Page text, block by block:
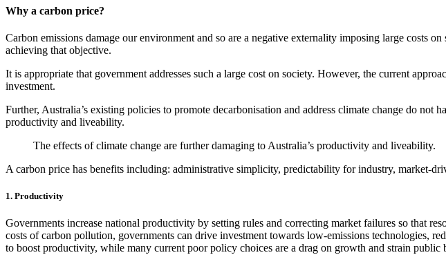
Why a carbon price?​​​​‌ ‍ ​‍​‍‌‍ ‌ ​‍‌‍‍‌‌‍‌ ‌‍‍‌‌‍ ‍​‍​‍​ ‍‍​‍​‍‌ ​ ‌‍​‌‌‍ ‍‌‍‍‌‌ ‌​‌ ‍‌​‍ ‍‌‍‍‌‌‍ ​‍​‍​‍ ​​‍​‍‌‍‍​‌ ​‍‌‍‌‌‌‍‌‍​‍​‍​ ‍‍​‍​‍‌‍‍​‌ ‌​‌ ‌​‌ ​​​ ‍‍​‍ ​‍ ‌‍ ​‌‍ ‌‍​ ‌‍​‌‌‍ ​‌‍‍​‌‍ ‌ ​ ‌ ‌​​ ‍‍​ ​ ​ ​ ​ ​ ​ ​ ​‍ ‌‍‍‌‌‍ ‍‌ ‌​‌‍‌‌‌‍ ‍‌ ‌​​‍ ‌‍‌‌‌‍‌​‌‍‍‌‌ ‌​​‍ ‌‍ ‌‌‍ ‌‍‌​‌‍‌‌​ ‌‌ ​​‌ ​‍‌‍‌‌‌ ​ ‌‍‌‌‌‍ ‍‌ ‌​‌‍​‌‌ ‌​‌‍‍‌‌‍ ‌‍ ‍​ ‍ ‌‍‍‌‌‍‌​​ ‌‌‍‌​​ ‌ ​ ​ ​ ‍​‌‍‌‍​ ‌ ​ ‌‌​ ​‌​‍ ‌‌‍‌​‌‍​‍‌‍​‌‌‍​ ​‍ ‌​ ‌​​ ‌‍​ ‌​​ ​‌​‍ ‌​ ‍‌​ ​‍‌‍​‌‌‍‌‌​‍ ‌‌‍​‌‌‍​ ​ ‌​​ ‌‌​ ‌‍​ ​‍​ ‌​​ ‌​​ ​‍​ ‍​‌‍​‌​ ​‌​ ‍ ‌ ‌​‌ ‍‌‌ ​​‌‍‌‌​ ‌‌ ‌ ‌‍ ‌ ​‍‌‍‍ ​ ‍ ‌ ​​‌‍​‌‌ ‌​‌‍‍​​ ‌‌‍​ ‌‍ ‌‍ ‍‌ ‌​‌‍‌‌‌‍ ‍‌ ‌​​‍‌‌​ ‌‌‌​​‍‌‌ ‌‍‍ ‌‍‌‌‌ ‍‌​‍‌‌​ ​ ‌​‌​​‍‌‌​ ​ ‌​‌​​‍‌‌​ ​‍​ ​‍​ ‌ ​ ‌ ​ ‌‌​ ‌​​ ‌‍​ ‍‌‌‍​ ​ ​​‌‍​‍‌‍​ ​ ​ ‌‍‌‌​‍‌‌​ ​‍​ ​‍​‍‌‌​ ‌‌‌​‌​​‍ ‍‌‍​ ‌‍‍​‌‍‍‌‌‍ ​‌‍‌​‌ ​‍‌‍‌‌‌‍ ‍​‍‌‌​ ‌‌‌​​‍‌‌ ‌‍‍ ‌‍‌‌‌ ‍‌​‍‌‌​ ​ ‌​‌​​‍‌‌​ ​ ‌​‌​​‍‌‌​ ​‍​ ​‍​ ​‍‌‍‌‌‌‍​‍​ ‌ ​ ‌‍​ ‍​‌‍‌‍‌‍‌‌‌‍‌​‌‍‌‍​ ‌‍‌‍​‍​‍‌‌​ ​‍​ ​‍​‍‌‌​ ‌‌‌​‌​​‍ ‍‌ ‌​‌‍‌‌‌ ‍​‌ ‌​​ ‌‍​‍‌‍​‌‌ ​ ‌‍‌‌‌‌‌‌‌ ​‍‌‍ ​​ ‌‌‍‍​‌ ‌​‌ ‌​‌ ​​​‍‌‌​ ​ ‌​​‌​‍‌‌​ ​‍‌​‌‍​‍‌‌​ ​‍‌​‌‍‌‍ ​‌‍ ‌‍​ ‌‍​‌‌‍ ​‌‍‍​‌‍ ‌ ​ ‌ ‌​​‍‌‌​ ​ ‌​​‌​ ​ ​ ​ ​ ​ ​ ​ ​‍‌‍‌‍‍‌‌‍‌​​ ‌‌‍‌​​ ‌ ​ ​ ​ ‍​‌‍‌‍​ ‌ ​ ‌‌​ ​‌​‍ ‌‌‍‌​‌‍​‍‌‍​‌‌‍​ ​‍ ‌​ ‌​​ ‌‍​ ‌​​ ​‌​‍ ‌​ ‍‌​ ​‍‌‍​‌‌‍‌‌​‍ ‌‌‍​‌‌‍​ ​ ‌​​ ‌‌​ ‌‍​ ​‍​ ‌​​ ‌​​ ​‍​ ‍​‌‍​‌​ ​‌​‍‌‍‌ ‌​‌ ‍‌‌ ​​‌‍‌‌​ ‌‌ ‌ ‌‍ ‌ ​‍‌‍‍ ​‍‌‍‌ ​​‌‍​‌‌ ‌​‌‍‍​​ ‌‌‍​ ‌‍ ‌‍ ‍‌ ‌​‌‍‌‌‌‍ ‍‌ ‌​​‍‌‌​ ‌‌‌​​‍‌‌ ‌‍‍ ‌‍‌‌‌ ‍‌​‍‌‌​ ​ ‌​‌​​‍‌‌​ ​ ‌​‌​​‍‌‌​ ​‍​ ​‍​ ‌ ​ ‌ ​ ‌‌​ ‌​​ ‌‍​ ‍‌‌‍​ ​ ​​‌‍​‍‌‍​ ​ ​ ‌‍‌‌​‍‌‌​ ​‍​ ​‍​‍‌‌​ ‌‌‌​‌​​‍ ‍‌‍​ ‌‍‍​‌‍‍‌‌‍ ​‌‍‌​‌ ​‍‌‍‌‌‌‍ ‍​‍‌‌​ ‌‌‌​​‍‌‌ ‌‍‍ ‌‍‌‌‌ ‍‌​‍‌‌​ ​ ‌​‌​​‍‌‌​ ​ ‌​‌​​‍‌‌​ ​‍​ ​‍​ ​‍‌‍‌‌‌‍​‍​ ‌ ​ ‌‍​ ‍​‌‍‌‍‌‍‌‌‌‍‌​‌‍‌‍​ ‌‍‌‍​‍​‍‌‌​ ​‍​ ​‍​‍‌‌​ ‌‌‌​‌​​‍ ‍‌ ‌​‌‍‌‌‌ ‍​‌ ‌​​‍‌‍‌ ​​‌‍‌‌‌ ​‍‌ ​ ‌ ​​‌‍‌‌‌‍​ ‌ ‌​‌‍‍‌‌ ‌‍‌‍‌‌​ ‌‌ ​​‌ ‌‌‌‍​‍‌‍ ​‌‍‍‌‌ ​ ‌‍‍​‌‍‌‌‌‍‌​​‍​‍‌ ‌
Carbon emissions damage our environment and so are a negative externality imposing large costs
achieving that objective.​​​​‌ ‍ ​‍​‍‌‍ ‌ ​‍‌‍‍‌‌‍‌ ‌‍‍‌‌‍ ‍​‍​‍​ ‍‍​‍​‍‌ ​ ‌‍​‌‌‍ ‍‌‍‍‌‌ ‌​‌ ‍‌​‍ ‍‌‍‍‌‌‍ ​‍​‍​‍ ​​‍​‍‌‍‍​‌ ​‍‌‍‌‌‌‍‌‍​‍​‍​ ‍‍​‍​‍‌‍‍​‌ ‌​‌ ‌​‌ ​​​ ‍‍​‍ ​‍ ‌‍ ​‌‍ ‌‍​ ‌‍​‌‌‍ ​‌‍‍​‌‍ ‌ ​ ‌ ‌​​ ‍‍​ ​ ​ ​ ​ ​ ​ ​ ​‍ ‌‍‍‌‌‍ ‍‌ ‌​‌‍‌‌‌‍ ‍‌ ‌​​‍ ‌‍‌‌‌‍‌​‌‍‍‌‌ ‌​​‍ ‌‍ ‌‌‍ ‌‍‌​‌‍‌‌​ ‌‌ ​​‌ ​‍‌‍‌‌‌ ​ ‌‍‌‌‌‍ ‍‌ ‌​‌‍​‌‌ ‌​‌‍‍‌‌‍ ‌‍ ‍​ ‍ ‌‍‍‌‌‍‌​​ ‌‌‍‌​​ ‌ ​ ​ ​ ‍​‌‍‌‍​ ‌ ​ ‌‌​ ​‌​‍ ‌‌‍‌​‌‍​‍‌‍​‌‌‍​ ​‍ ‌​ ‌​​ ‌‍​ ‌​​ ​‌​‍ ‌​ ‍‌​ ​‍‌‍​‌‌‍‌‌​‍ ‌‌‍​‌‌‍​ ​ ‌​​ ‌‌​ ‌‍​ ​‍​ ‌​​ ‌​​ ​‍​ ‍​‌‍​‌​ ​‌​ ‍ ‌ ‌​‌ ‍‌‌ ​​‌‍‌‌​ ‌‌ ‌ ‌‍ ‌ ​‍‌‍‍ ​ ‍ ‌ ​​‌‍​‌‌ ‌​‌‍‍​​ ‌‌‍​ ‌‍ ‌‍ ‍‌ ‌​‌‍‌‌‌‍ ‍‌ ‌​​‍‌‌​ ‌‌‌​​‍‌‌ ‌‍‍ ‌‍‌‌‌ ‍‌​‍‌‌​ ​ ‌​‌​​‍‌‌​ ​ ‌​‌​​‍‌‌​ ​‍​ ​‍​ ​‌​ ‍​​ ​​​ ‌​‌‍​‌​ ‍​‌‍‌​‌‍‌‍​ ‌​​ ‌‌​ ‍​​ ​‌​‍‌‌​ ​‍​ ​‍​‍‌‌​ ‌‌‌​‌​​‍ ‍‌‍​ ‌‍‍​‌‍‍‌‌‍ ​‌‍‌​‌ ​‍‌‍‌‌‌‍ ‍​‍‌‌​ ‌‌‌​​‍‌‌ ‌‍‍ ‌‍‌‌‌ ‍‌​‍‌‌​ ​ ‌​‌​​‍‌‌​ ​ ‌​‌​​‍‌‌​ ​‍​ ​‍‌‍‌‍​ ‍​​ ‌‍​ ‌​‌‍​‌‌‍​‍‌‍​ ‌‍‌‍​ ‌ ​ ​‍​ ​‌​ ​‌​‍‌‌​ ​‍​ ​‍​‍‌‌​ ‌‌‌​‌​​‍ ‍‌ ‌​‌‍‌‌‌ ‍​‌ ‌​​ ‌‍​‍‌‍​‌‌ ​ ‌‍‌‌‌‌‌‌‌ ​‍‌‍ ​​ ‌‌‍‍​‌ ‌​‌ ‌​‌ ​​​‍‌‌​ ​ ‌​​‌​‍‌‌​ ​‍‌​‌‍​‍‌‌​ ​‍‌​‌‍‌‍ ​‌‍ ‌‍​ ‌‍​‌‌‍ ​‌‍‍​‌‍ ‌ ​ ‌ ‌​​‍‌‌​ ​ ‌​​‌​ ​ ​ ​ ​ ​ ​ ​ ​‍‌‍‌‍‍‌‌‍‌​​ ‌‌‍‌​​ ‌ ​ ​ ​ ‍​‌‍‌‍​ ‌ ​ ‌‌​ ​‌​‍ ‌‌‍‌​‌‍​‍‌‍​‌‌‍​ ​‍ ‌​ ‌​​ ‌‍​ ‌​​ ​‌​‍ ‌​ ‍‌​ ​‍‌‍​‌‌‍‌‌​‍ ‌‌‍​‌‌‍​ ​ ‌​​ ‌‌​ ‌‍​ ​‍​ ‌​​ ‌​​ ​‍​ ‍​‌‍​‌​ ​‌​‍‌‍‌ ‌​‌ ‍‌‌ ​​‌‍‌‌​ ‌‌ ‌ ‌‍ ‌ ​‍‌‍‍ ​‍‌‍‌ ​​‌‍​‌‌ ‌​‌‍‍​​ ‌‌‍​ ‌‍ ‌‍ ‍‌ ‌​‌‍‌‌‌‍ ‍‌ ‌​​‍‌‌​ ‌‌‌​​‍‌‌ ‌‍‍ ‌‍‌‌‌ ‍‌​‍‌‌​ ​ ‌​‌​​‍‌‌​ ​ ‌​‌​​‍‌‌​ ​‍​ ​‍​ ​‌​ ‍​​ ​​​ ‌​‌‍​‌​ ‍​‌‍‌​‌‍‌‍​ ‌​​ ‌‌​ ‍​​ ​‌​‍‌‌​ ​‍​ ​‍​‍‌‌​ ‌‌‌​‌​​‍ ‍‌‍​ ‌‍‍​‌‍‍‌‌‍ ​‌‍‌​‌ ​‍‌‍‌‌‌‍ ‍​‍‌‌​ ‌‌‌​​‍‌‌ ‌‍‍ ‌‍‌‌‌ ‍‌​‍‌‌​ ​ ‌​‌​​‍‌‌​ ​ ‌​‌​​‍‌‌​ ​‍​ ​‍‌‍‌‍​ ‍​​ ‌‍​ ‌​‌‍​‌‌‍​‍‌‍​ ‌‍‌‍​ ‌ ​ ​‍​ ​‌​ ​‌​‍‌‌​ ​‍​ ​‍​‍‌‌​ ‌‌‌​‌​​‍ ‍‌ ‌​‌‍‌‌‌ ‍​‌ ‌​​‍‌‍‌ ​​‌‍‌‌‌ ​‍‌ ​ ‌ ​​‌‍‌‌‌‍​ ‌ ‌​‌‍‍‌‌ ‌‍‌‍‌‌​ ‌‌ ​​‌ ‌‌‌‍​‍‌‍ ​‌‍‍‌‌ ​ ‌‍‍​‌‍‌‌‌‍‌​​‍​‍‌ ‌
It is appropriate that government addresses such a large cost on society. However, the current
investment.​​​​‌ ‍ ​‍​‍‌‍ ‌ ​‍‌‍‍‌‌‍‌ ‌‍‍‌‌‍ ‍​‍​‍​ ‍‍​‍​‍‌ ​ ‌‍​‌‌‍ ‍‌‍‍‌‌ ‌​‌ ‍‌​‍ ‍‌‍‍‌‌‍ ​‍​‍​‍ ​​‍​‍‌‍‍​‌ ​‍‌‍‌‌‌‍‌‍​‍​‍​ ‍‍​‍​‍‌‍‍​‌ ‌​‌ ‌​‌ ​​​ ‍‍​‍ ​‍ ‌‍ ​‌‍ ‌‍​ ‌‍​‌‌‍ ​‌‍‍​‌‍ ‌ ​ ‌ ‌​​ ‍‍​ ​ ​ ​ ​ ​ ​ ​ ​‍ ‌‍‍‌‌‍ ‍‌ ‌​‌‍‌‌‌‍ ‍‌ ‌​​‍ ‌‍‌‌‌‍‌​‌‍‍‌‌ ‌​​‍ ‌‍ ‌‌‍ ‌‍‌​‌‍‌‌​ ‌‌ ​​‌ ​‍‌‍‌‌‌ ​ ‌‍‌‌‌‍ ‍‌ ‌​‌‍​‌‌ ‌​‌‍‍‌‌‍ ‌‍ ‍​ ‍ ‌‍‍‌‌‍‌​​ ‌‌‍‌​​ ‌ ​ ​ ​ ‍​‌‍‌‍​ ‌ ​ ‌‌​ ​‌​‍ ‌‌‍‌​‌‍​‍‌‍​‌‌‍​ ​‍ ‌​ ‌​​ ‌‍​ ‌​​ ​‌​‍ ‌​ ‍‌​ ​‍‌‍​‌‌‍‌‌​‍ ‌‌‍​‌‌‍​ ​ ‌​​ ‌‌​ ‌‍​ ​‍​ ‌​​ ‌​​ ​‍​ ‍​‌‍​‌​ ​‌​ ‍ ‌ ‌​‌ ‍‌‌ ​​‌‍‌‌​ ‌‌ ‌ ‌‍ ‌ ​‍‌‍‍ ​ ‍ ‌ ​​‌‍​‌‌ ‌​‌‍‍​​ ‌‌‍​ ‌‍ ‌‍ ‍‌ ‌​‌‍‌‌‌‍ ‍‌ ‌​​‍‌‌​ ‌‌‌​​‍‌‌ ‌‍‍ ‌‍‌‌‌ ‍‌​‍‌‌​ ​ ‌​‌​​‍‌‌​ ​ ‌​‌​​‍‌‌​ ​‍​ ​‍​ ​ ​ ​‌‌‍​‌‌‍​ ​ ‌‌​ ​​​ ‌ ​ ‌‍​ ‌​​ ‌‌‌‍​‍​ ‌​​‍‌‌​ ​‍​ ​‍​‍‌‌​ ‌‌‌​‌​​‍ ‍‌‍​ ‌‍‍​‌‍‍‌‌‍ ​‌‍‌​‌ ​‍‌‍‌‌‌‍ ‍​‍‌‌​ ‌‌‌​​‍‌‌ ‌‍‍ ‌‍‌‌‌ ‍‌​‍‌‌​ ​ ‌​‌​​‍‌‌​ ​ ‌​‌​​‍‌‌​ ​‍​ ​‍​ ‍​​ ‌ ​ ‌‍​ ‍‌‌‍‌‍​ ​​​ ​ ‌‍‌​​ ​‌​ ‌‍​ ​ ‌‍‌‌​‍‌‌​ ​‍​ ​‍​‍‌‌​ ‌‌‌​‌​​‍ ‍‌ ‌​‌‍‌‌‌ ‍​‌ ‌​​ ‌‍​‍‌‍​‌‌ ​ ‌‍‌‌‌‌‌‌‌ ​‍‌‍ ​​ ‌‌‍‍​‌ ‌​‌ ‌​‌ ​​​‍‌‌​ ​ ‌​​‌​‍‌‌​ ​‍‌​‌‍​‍‌‌​ ​‍‌​‌‍‌‍ ​‌‍ ‌‍​ ‌‍​‌‌‍ ​‌‍‍​‌‍ ‌ ​ ‌ ‌​​‍‌‌​ ​ ‌​​‌​ ​ ​ ​ ​ ​ ​ ​ ​‍‌‍‌‍‍‌‌‍‌​​ ‌‌‍‌​​ ‌ ​ ​ ​ ‍​‌‍‌‍​ ‌ ​ ‌‌​ ​‌​‍ ‌‌‍‌​‌‍​‍‌‍​‌‌‍​ ​‍ ‌​ ‌​​ ‌‍​ ‌​​ ​‌​‍ ‌​ ‍‌​ ​‍‌‍​‌‌‍‌‌​‍ ‌‌‍​‌‌‍​ ​ ‌​​ ‌‌​ ‌‍​ ​‍​ ‌​​ ‌​​ ​‍​ ‍​‌‍​‌​ ​‌​‍‌‍‌ ‌​‌ ‍‌‌ ​​‌‍‌‌​ ‌‌ ‌ ‌‍ ‌ ​‍‌‍‍ ​‍‌‍‌ ​​‌‍​‌‌ ‌​‌‍‍​​ ‌‌‍​ ‌‍ ‌‍ ‍‌ ‌​‌‍‌‌‌‍ ‍‌ ‌​​‍‌‌​ ‌‌‌​​‍‌‌ ‌‍‍ ‌‍‌‌‌ ‍‌​‍‌‌​ ​ ‌​‌​​‍‌‌​ ​ ‌​‌​​‍‌‌​ ​‍​ ​‍​ ​ ​ ​‌‌‍​‌‌‍​ ​ ‌‌​ ​​​ ‌ ​ ‌‍​ ‌​​ ‌‌‌‍​‍​ ‌​​‍‌‌​ ​‍​ ​‍​‍‌‌​ ‌‌‌​‌​​‍ ‍‌‍​ ‌‍‍​‌‍‍‌‌‍ ​‌‍‌​‌ ​‍‌‍‌‌‌‍ ‍​‍‌‌​ ‌‌‌​​‍‌‌ ‌‍‍ ‌‍‌‌‌ ‍‌​‍‌‌​ ​ ‌​‌​​‍‌‌​ ​ ‌​‌​​‍‌‌​ ​‍​ ​‍​ ‍​​ ‌ ​ ‌‍​ ‍‌‌‍‌‍​ ​​​ ​ ‌‍‌​​ ​‌​ ‌‍​ ​ ‌‍‌‌​‍‌‌​ ​‍​ ​‍​‍‌‌​ ‌‌‌​‌​​‍ ‍‌ ‌​‌‍‌‌‌ ‍​‌ ‌​​‍‌‍‌ ​​‌‍‌‌‌ ​‍‌ ​ ‌ ​​‌‍‌‌‌‍​ ‌ ‌​‌‍‍‌‌ ‌‍‌‍‌‌​ ‌‌ ​​‌ ‌‌‌‍​‍‌‍ ​‌‍‍‌‌ ​ ‌‍‍​‌‍‌‌‌‍‌​​‍​‍‌ ‌
Further, Australia’s existing policies to promote decarbonisation and address climate change do not have us on track to meet our net zero goals
productivity and liveability.​​​​‌ ‍ ​‍​‍‌‍ ‌ ​‍‌‍‍‌‌‍‌ ‌‍‍‌‌‍ ‍​‍​‍​ ‍‍​‍​‍‌ ​ ‌‍​‌‌‍ ‍‌‍‍‌‌ ‌​‌ ‍‌​‍ ‍‌‍‍‌‌‍ ​‍​‍​‍ ​​‍​‍‌‍‍​‌ ​‍‌‍‌‌‌‍‌‍​‍​‍​ ‍‍​‍​‍‌‍‍​‌ ‌​‌ ‌​‌ ​​​ ‍‍​‍ ​‍ ‌‍ ​‌‍ ‌‍​ ‌‍​‌‌‍ ​‌‍‍​‌‍ ‌ ​ ‌ ‌​​ ‍‍​ ​ ​ ​ ​ ​ ​ ​ ​‍ ‌‍‍‌‌‍ ‍‌ ‌​‌‍‌‌‌‍ ‍‌ ‌​​‍ ‌‍‌‌‌‍‌​‌‍‍‌‌ ‌​​‍ ‌‍ ‌‌‍ ‌‍‌​‌‍‌‌​ ‌‌ ​​‌ ​‍‌‍‌‌‌ ​ ‌‍‌‌‌‍ ‍‌ ‌​‌‍​‌‌ ‌​‌‍‍‌‌‍ ‌‍ ‍​ ‍ ‌‍‍‌‌‍‌​​ ‌‌‍‌​​ ‌ ​ ​ ​ ‍​‌‍‌‍​ ‌ ​ ‌‌​ ​‌​‍ ‌‌‍‌​‌‍​‍‌‍​‌‌‍​ ​‍ ‌​ ‌​​ ‌‍​ ‌​​ ​‌​‍ ‌​ ‍‌​ ​‍‌‍​‌‌‍‌‌​‍ ‌‌‍​‌‌‍​ ​ ‌​​ ‌‌​ ‌‍​ ​‍​ ‌​​ ‌​​ ​‍​ ‍​‌‍​‌​ ​‌​ ‍ ‌ ‌​‌ ‍‌‌ ​​‌‍‌‌​ ‌‌ ‌ ‌‍ ‌ ​‍‌‍‍ ​ ‍ ‌ ​​‌‍​‌‌ ‌​‌‍‍​​ ‌‌‍​ ‌‍ ‌‍ ‍‌ ‌​‌‍‌‌‌‍ ‍‌ ‌​​‍‌‌​ ‌‌‌​​‍‌‌ ‌‍‍ ‌‍‌‌‌ ‍‌​‍‌‌​ ​ ‌​‌​​‍‌‌​ ​ ‌​‌​​‍‌‌​ ​‍​ ​‍‌‍​‍​ ‌​‌‍‌‌‌‍‌‌‌‍‌‍​ ‍‌‌‍‌‌​ ‍‌​ ‌‍​ ​‌​ ‌​‌‍​‍​‍‌‌​ ​‍​ ​‍​‍‌‌​ ‌‌‌​‌​​‍ ‍‌‍​ ‌‍‍​‌‍‍‌‌‍ ​‌‍‌​‌ ​‍‌‍‌‌‌‍ ‍​‍‌‌​ ‌‌‌​​‍‌‌ ‌‍‍ ‌‍‌‌‌ ‍‌​‍‌‌​ ​ ‌​‌​​‍‌‌​ ​ ‌​‌​​‍‌‌​ ​‍​ ​‍‌‍‌‌​ ‍​​ ‌‍​ ‍​​ ​​​ ​​​ ​​​ ​‌​ ‌‌‌‍‌‌​ ​​​ ‌‍​‍‌‌​ ​‍​ ​‍​‍‌‌​ ‌‌‌​‌​​‍ ‍‌ ‌​‌‍‌‌‌ ‍​‌ ‌​​ ‌‍​‍‌‍​‌‌ ​ ‌‍‌‌‌‌‌‌‌ ​‍‌‍ ​​ ‌‌‍‍​‌ ‌​‌ ‌​‌ ​​​‍‌‌​ ​ ‌​​‌​‍‌‌​ ​‍‌​‌‍​‍‌‌​ ​‍‌​‌‍‌‍ ​‌‍ ‌‍​ ‌‍​‌‌‍ ​‌‍‍​‌‍ ‌ ​ ‌ ‌​​‍‌‌​ ​ ‌​​‌​ ​ ​ ​ ​ ​ ​ ​ ​‍‌‍‌‍‍‌‌‍‌​​ ‌‌‍‌​​ ‌ ​ ​ ​ ‍​‌‍‌‍​ ‌ ​ ‌‌​ ​‌​‍ ‌‌‍‌​‌‍​‍‌‍​‌‌‍​ ​‍ ‌​ ‌​​ ‌‍​ ‌​​ ​‌​‍ ‌​ ‍‌​ ​‍‌‍​‌‌‍‌‌​‍ ‌‌‍​‌‌‍​ ​ ‌​​ ‌‌​ ‌‍​ ​‍​ ‌​​ ‌​​ ​‍​ ‍​‌‍​‌​ ​‌​‍‌‍‌ ‌​‌ ‍‌‌ ​​‌‍‌‌​ ‌‌ ‌ ‌‍ ‌ ​‍‌‍‍ ​‍‌‍‌ ​​‌‍​‌‌ ‌​‌‍‍​​ ‌‌‍​ ‌‍ ‌‍ ‍‌ ‌​‌‍‌‌‌‍ ‍‌ ‌​​‍‌‌​ ‌‌‌​​‍‌‌ ‌‍‍ ‌‍‌‌‌ ‍‌​‍‌‌​ ​ ‌​‌​​‍‌‌​ ​ ‌​‌​​‍‌‌​ ​‍​ ​‍‌‍​‍​ ‌​‌‍‌‌‌‍‌‌‌‍‌‍​ ‍‌‌‍‌‌​ ‍‌​ ‌‍​ ​‌​ ‌​‌‍​‍​‍‌‌​ ​‍​ ​‍​‍‌‌​ ‌‌‌​‌​​‍ ‍‌‍​ ‌‍‍​‌‍‍‌‌‍ ​‌‍‌​‌ ​‍‌‍‌‌‌‍ ‍​‍‌‌​ ‌‌‌​​‍‌‌ ‌‍‍ ‌‍‌‌‌ ‍‌​‍‌‌​ ​ ‌​‌​​‍‌‌​ ​ ‌​‌​​‍‌‌​ ​‍​ ​‍‌‍‌‌​ ‍​​ ‌‍​ ‍​​ ​​​ ​​​ ​​​ ​‌​ ‌‌‌‍‌‌​ ​​​ ‌‍​‍‌‌​ ​‍​ ​‍​‍‌‌​ ‌‌‌​‌​​‍ ‍‌ ‌​‌‍‌‌‌ ‍​‌ ‌​​‍‌‍‌ ​​‌‍‌‌‌ ​‍‌ ​ ‌ ​​‌‍‌‌‌‍​ ‌ ‌​‌‍‍‌‌ ‌‍‌‍‌‌​ ‌‌ ​​‌ ‌‌‌‍​‍‌‍ ​‌‍‍‌‌ ​ ‌‍‍​‌‍‌‌‌‍‌​​‍​‍‌ ‌
The effects of climate change are further damaging to Australia’s productivity and liveability.​​​​‌ ‍ ​‍​‍‌‍ ‌ ​‍‌‍‍‌‌‍‌ ‌‍‍‌‌‍ ‍​‍​‍​ ‍‍​‍​‍‌ ​ ‌‍​‌‌‍ ‍‌‍‍‌‌ ‌​‌ ‍‌​‍ ‍‌‍‍‌‌‍ ​‍​‍​‍ ​​‍​‍‌‍‍​‌ ​‍‌‍‌‌‌‍‌‍​‍​‍​ ‍‍​‍​‍‌‍‍​‌ ‌​‌ ‌​‌ ​​​ ‍‍​‍ ​‍ ‌‍ ​‌‍ ‌‍​ ‌‍​‌‌‍ ​‌‍‍​‌‍ ‌ ​ ‌ ‌​​ ‍‍​ ​ ​ ​ ​ ​ ​ ​ ​‍ ‌‍‍‌‌‍ ‍‌ ‌​‌‍‌‌‌‍ ‍‌ ‌​​‍ ‌‍‌‌‌‍‌​‌‍‍‌‌ ‌​​‍ ‌‍ ‌‌‍ ‌‍‌​‌‍‌‌​ ‌‌ ​​‌ ​‍‌‍‌‌‌ ​ ‌‍‌‌‌‍ ‍‌ ‌​‌‍​‌‌ ‌​‌‍‍‌‌‍ ‌‍ ‍​ ‍ ‌‍‍‌‌‍‌​​ ‌‌‍‌​​ ‌ ​ ​ ​ ‍​‌‍‌‍​ ‌ ​ ‌‌​ ​‌​‍ ‌‌‍‌​‌‍​‍‌‍​‌‌‍​ ​‍ ‌​ ‌​​ ‌‍​ ‌​​ ​‌​‍ ‌​ ‍‌​ ​‍‌‍​‌‌‍‌‌​‍ ‌‌‍​‌‌‍​ ​ ‌​​ ‌‌​ ‌‍​ ​‍​ ‌​​ ‌​​ ​‍​ ‍​‌‍​‌​ ​‌​ ‍ ‌ ‌​‌ ‍‌‌ ​​‌‍‌‌​ ‌‌ ‌ ‌‍ ‌ ​‍‌‍‍ ​ ‍ ‌ ​​‌‍​‌‌ ‌​‌‍‍​​ ‌‌‍​ ‌‍ ‌‍ ‍‌ ‌​‌‍‌‌‌‍ ‍‌ ‌​​‍‌‌​ ‌‌‌​​‍‌‌ ‌‍‍ ‌‍‌‌‌ ‍‌​‍‌‌​ ​ ‌​‌​​‍‌‌​ ​ ‌​‌​​‍‌‌​ ​‍​ ​‍​ ‍​‌‍​‍‌‍‌​‌‍​‍​ ‍‌‌‍​ ​ ‍​​ ​ ​ ‌‌‌‍‌​​ ‌‍​ ​‍​‍‌‌​ ​‍​ ​‍​‍‌‌​ ‌‌‌​‌​​‍ ‍‌ ​‌‌ ‌‌‌‍ ‌ ‌​‌‍‌‌​‍‌‌​ ‌‌‌​​‍‌‌ ‌‍‍ ‌‍‌‌‌ ‍‌​‍‌‌​ ​ ‌​‌​​‍‌‌​ ​ ‌​‌​​‍‌‌​ ​‍​ ​‍‌‍​ ‌‍​ ​ ​‍​ ​‍​ ​​​ ‌‌​ ‌‍‌‍​‍​ ‌‌‌‍​‌​ ‍‌​ ‌ ​‍‌‌​ ​‍​ ​‍​‍‌‌​ ‌‌‌​‌​​‍ ‍‌‍​ ‌‍‍​‌‍‍‌‌‍ ​‌‍‌​‌ ​‍‌‍‌‌‌‍ ‍​‍‌‌​ ‌‌‌​​‍‌‌ ‌‍‍ ‌‍‌‌‌ ‍‌​‍‌‌​ ​ ‌​‌​​‍‌‌​ ​ ‌​‌​​‍‌‌​ ​‍​ ​‍​ ‌​​ ‌‌​ ‌​‌‍​‍‌‍​‍​ ‍​‌‍‌​‌‍‌‌​ ​‌​ ​​​ ‌‌‌‍​‍​‍‌‌​ ​‍​ ​‍​‍‌‌​ ‌‌‌​‌​​‍ ‍‌ ‌​‌‍‌‌‌ ‍​‌ ‌​​ ‌‍​‍‌‍​‌‌ ​ ‌‍‌‌‌‌‌‌‌ ​‍‌‍ ​​ ‌‌‍‍​‌ ‌​‌ ‌​‌ ​​​‍‌‌​ ​ ‌​​‌​‍‌‌​ ​‍‌​‌‍​‍‌‌​ ​‍‌​‌‍‌‍ ​‌‍ ‌‍​ ‌‍​‌‌‍ ​‌‍‍​‌‍ ‌ ​ ‌ ‌​​‍‌‌​ ​ ‌​​‌​ ​ ​ ​ ​ ​ ​ ​ ​‍‌‍‌‍‍‌‌‍‌​​ ‌‌‍‌​​ ‌ ​ ​ ​ ‍​‌‍‌‍​ ‌ ​ ‌‌​ ​‌​‍ ‌‌‍‌​‌‍​‍‌‍​‌‌‍​ ​‍ ‌​ ‌​​ ‌‍​ ‌​​ ​‌​‍ ‌​ ‍‌​ ​‍‌‍​‌‌‍‌‌​‍ ‌‌‍​‌‌‍​ ​ ‌​​ ‌‌​ ‌‍​ ​‍​ ‌​​ ‌​​ ​‍​ ‍​‌‍​‌​ ​‌​‍‌‍‌ ‌​‌ ‍‌‌ ​​‌‍‌‌​ ‌‌ ‌ ‌‍ ‌ ​‍‌‍‍ ​‍‌‍‌ ​​‌‍​‌‌ ‌​‌‍‍​​ ‌‌‍​ ‌‍ ‌‍ ‍‌ ‌​‌‍‌‌‌‍ ‍‌ ‌​​‍‌‌​ ‌‌‌​​‍‌‌ ‌‍‍ ‌‍‌‌‌ ‍‌​‍‌‌​ ​ ‌​‌​​‍‌‌​ ​ ‌​‌​​‍‌‌​ ​‍​ ​‍​ ‍​‌‍​‍‌‍‌​‌‍​‍​ ‍‌‌‍​ ​ ‍​​ ​ ​ ‌‌‌‍‌​​ ‌‍​ ​‍​‍‌‌​ ​‍​ ​‍​‍‌‌​ ‌‌‌​‌​​‍ ‍‌ ​‌‌ ‌‌‌‍ ‌ ‌​‌‍‌‌​‍‌‌​ ‌‌‌​​‍‌‌ ‌‍‍ ‌‍‌‌‌ ‍‌​‍‌‌​ ​ ‌​‌​​‍‌‌​ ​ ‌​‌​​‍‌‌​ ​‍​ ​‍‌‍​ ‌‍​ ​ ​‍​ ​‍​ ​​​ ‌‌​ ‌‍‌‍​‍​ ‌‌‌‍​‌​ ‍‌​ ‌ ​‍‌‌​ ​‍​ ​‍​‍‌‌​ ‌‌‌​‌​​‍ ‍‌‍​ ‌‍‍​‌‍‍‌‌‍ ​‌‍‌​‌ ​‍‌‍‌‌‌‍ ‍​‍‌‌​ ‌‌‌​​‍‌‌ ‌‍‍ ‌‍‌‌‌ ‍‌​‍‌‌​ ​ ‌​‌​​‍‌‌​ ​ ‌​‌​​‍‌‌​ ​‍​ ​‍​ ‌​​ ‌‌​ ‌​‌‍​‍‌‍​‍​ ‍​‌‍‌​‌‍‌‌​ ​‌​ ​​​ ‌‌‌‍​‍​‍‌‌​ ​‍​ ​‍​‍‌‌​ ‌‌‌​‌​​‍ ‍‌ ‌​‌‍‌‌‌ ‍​‌ ‌​​‍‌‍‌ ​​‌‍‌‌‌ ​‍‌ ​ ‌ ​​‌‍‌‌‌‍​ ‌ ‌​‌‍‍‌‌ ‌‍‌‍‌‌​ ‌‌ ​​‌ ‌‌‌‍​‍‌‍ ​‌‍‍‌‌ ​ ‌‍‍​‌‍‌‌‌‍‌​​‍​‍‌ ‌
A carbon price has benefits including: administrative simplicity, predictability for industry, market-driven and capable of generating very large revenues for government.​​​​‌
1. Productivity​​​​‌ ‍ ​‍​‍‌‍ ‌ ​‍‌‍‍‌‌‍‌ ‌‍‍‌‌‍ ‍​‍​‍​ ‍‍​‍​‍‌ ​ ‌‍​‌‌‍ ‍‌‍‍‌‌ ‌​‌ ‍‌​‍ ‍‌‍‍‌‌‍ ​‍​‍​‍ ​​‍​‍‌‍‍​‌ ​‍‌‍‌‌‌‍‌‍​‍​‍​ ‍‍​‍​‍‌‍‍​‌ ‌​‌ ‌​‌ ​​​ ‍‍​‍ ​‍ ‌‍ ​‌‍ ‌‍​ ‌‍​‌‌‍ ​‌‍‍​‌‍ ‌ ​ ‌ ‌​​ ‍‍​ ​ ​ ​ ​ ​ ​ ​ ​‍ ‌‍‍‌‌‍ ‍‌ ‌​‌‍‌‌‌‍ ‍‌ ‌​​‍ ‌‍‌‌‌‍‌​‌‍‍‌‌ ‌​​‍ ‌‍ ‌‌‍ ‌‍‌​‌‍‌‌​ ‌‌ ​​‌ ​‍‌‍‌‌‌ ​ ‌‍‌‌‌‍ ‍‌ ‌​‌‍​‌‌ ‌​‌‍‍‌‌‍ ‌‍ ‍​ ‍ ‌‍‍‌‌‍‌​​ ‌‌‍‌​​ ‌ ​ ​ ​ ‍​‌‍‌‍​ ‌ ​ ‌‌​ ​‌​‍ ‌‌‍‌​‌‍​‍‌‍​‌‌‍​ ​‍ ‌​ ‌​​ ‌‍​ ‌​​ ​‌​‍ ‌​ ‍‌​ ​‍‌‍​‌‌‍‌‌​‍ ‌‌‍​‌‌‍​ ​ ‌​​ ‌‌​ ‌‍​ ​‍​ ‌​​ ‌​​ ​‍​ ‍​‌‍​‌​ ​‌​ ‍ ‌ ‌​‌ ‍‌‌ ​​‌‍‌‌​ ‌‌ ‌ ‌‍ ‌ ​‍‌‍‍ ​ ‍ ‌ ​​‌‍​‌‌ ‌​‌‍‍​​ ‌‌‍​ ‌‍ ‌‍ ‍‌ ‌​‌‍‌‌‌‍ ‍‌ ‌​​‍‌‌​ ‌‌‌​​‍‌‌ ‌‍‍ ‌‍‌‌‌ ‍‌​‍‌‌​ ​ ‌​‌​​‍‌‌​ ​ ‌​‌​​‍‌‌​ ​‍​ ​‍‌‍​‍‌‍​‍​ ​‍​ ​‍​ ​​​ ‌​​ ​‍‌‍‌‌​ ‌ ‌‍‌​‌‍‌​​ ‍‌​‍‌‌​ ​‍​ ​‍​‍‌‌​ ‌‌‌​‌​​‍ ‍‌‍​ ‌‍‍​‌‍‍‌‌‍ ​‌‍‌​‌ ​‍‌‍‌‌‌‍ ‍​‍‌‌​ ‌‌‌​​‍‌‌ ‌‍‍ ‌‍‌‌‌ ‍‌​‍‌‌​ ​ ‌​‌​​‍‌‌​ ​ ‌​‌​​‍‌‌​ ​‍​ ​‍​ ‍​​ ‌ ‌‍‌‌​ ‌ ​ ‍‌‌‍‌​​ ‌ ​ ‌‍​ ​​​ ​​​ ​ ​ ​‌​‍‌‌​ ​‍​ ​‍​‍‌‌​ ‌‌‌​‌​​‍ ‍‌ ‌​‌‍‌‌‌ ‍​‌ ‌​​ ‌‍​‍‌‍​‌‌ ​ ‌‍‌‌‌‌‌‌‌ ​‍‌‍ ​​ ‌‌‍‍​‌ ‌​‌ ‌​‌ ​​​‍‌‌​ ​ ‌​​‌​‍‌‌​ ​‍‌​‌‍​‍‌‌​ ​‍‌​‌‍‌‍ ​‌‍ ‌‍​ ‌‍​‌‌‍ ​‌‍‍​‌‍ ‌ ​ ‌ ‌​​‍‌‌​ ​ ‌​​‌​ ​ ​ ​ ​ ​ ​ ​ ​‍‌‍‌‍‍‌‌‍‌​​ ‌‌‍‌​​ ‌ ​ ​ ​ ‍​‌‍‌‍​ ‌ ​ ‌‌​ ​‌​‍ ‌‌‍‌​‌‍​‍‌‍​‌‌‍​ ​‍ ‌​ ‌​​ ‌‍​ ‌​​ ​‌​‍ ‌​ ‍‌​ ​‍‌‍​‌‌‍‌‌​‍ ‌‌‍​‌‌‍​ ​ ‌​​ ‌‌​ ‌‍​ ​‍​ ‌​​ ‌​​ ​‍​ ‍​‌‍​‌​ ​‌​‍‌‍‌ ‌​‌ ‍‌‌ ​​‌‍‌‌​ ‌‌ ‌ ‌‍ ‌ ​‍‌‍‍ ​‍‌‍‌ ​​‌‍​‌‌ ‌​‌‍‍​​ ‌‌‍​ ‌‍ ‌‍ ‍‌ ‌​‌‍‌‌‌‍ ‍‌ ‌​​‍‌‌​ ‌‌‌​​‍‌‌ ‌‍‍ ‌‍‌‌‌ ‍‌​‍‌‌​ ​ ‌​‌​​‍‌‌​ ​ ‌​‌​​‍‌‌​ ​‍​ ​‍‌‍​‍‌‍​‍​ ​‍​ ​‍​ ​​​ ‌​​ ​‍‌‍‌‌​ ‌ ‌‍‌​‌‍‌​​ ‍‌​‍‌‌​ ​‍​ ​‍​‍‌‌​ ‌‌‌​‌​​‍ ‍‌‍​ ‌‍‍​‌‍‍‌‌‍ ​‌‍‌​‌ ​‍‌‍‌‌‌‍ ‍​‍‌‌​ ‌‌‌​​‍‌‌ ‌‍‍ ‌‍‌‌‌ ‍‌​‍‌‌​ ​ ‌​‌​​‍‌‌​ ​ ‌​‌​​‍‌‌​ ​‍​ ​‍​ ‍​​ ‌ ‌‍‌‌​ ‌ ​ ‍‌‌‍‌​​ ‌ ​ ‌‍​ ​​​ ​​​ ​ ​ ​‌​‍‌‌​ ​‍​ ​‍​‍‌‌​ ‌‌‌​‌​​‍ ‍‌ ‌​‌‍‌‌‌ ‍​‌ ‌​​‍‌‍‌ ​​‌‍‌‌‌ ​‍‌ ​ ‌ ​​‌‍‌‌‌‍​ ‌ ‌​‌‍‍‌‌ ‌‍‌‍‌‌​ ‌‌ ​​‌ ‌‌‌‍​‍‌‍ ​‌‍‍‌‌ ​ ‌‍‍​‌‍‌‌‌‍‌​​‍​‍‌ ‌
Governments increase national productivity by setting rules and correcting market failures so that
costs of carbon pollution, governments can drive investment towards low-emissions technologies,
to boost productivity, while many current poor policy choices are a drag on growth and strain public budgets.​​​​‌